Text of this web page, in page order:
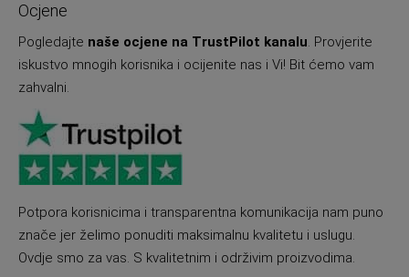
Ocjene
Pogledajte naše ocjene na TrustPilot kanalu. Provjerite
iskustvo mnogih korisnika i ocijenite nas i Vi! Bit ćemo vam
zahvalni.
Potpora korisnicima i transparentna komunikacija nam puno
znače jer želimo ponuditi maksimalnu kvalitetu i uslugu.
Ovdje smo za vas. S kvalitetnim i održivim proizvodima.